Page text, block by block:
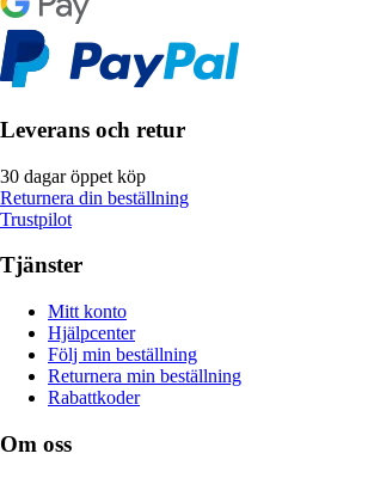
Leverans och retur
30 dagar öppet köp
Returnera din beställning
Trustpilot
Tjänster
Mitt konto
Hjälpcenter
Följ min beställning
Returnera min beställning
Rabattkoder
Om oss